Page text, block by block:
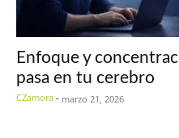
Enfoque y
pasa en tu cerebro
CZamora - marzo 21, 2026